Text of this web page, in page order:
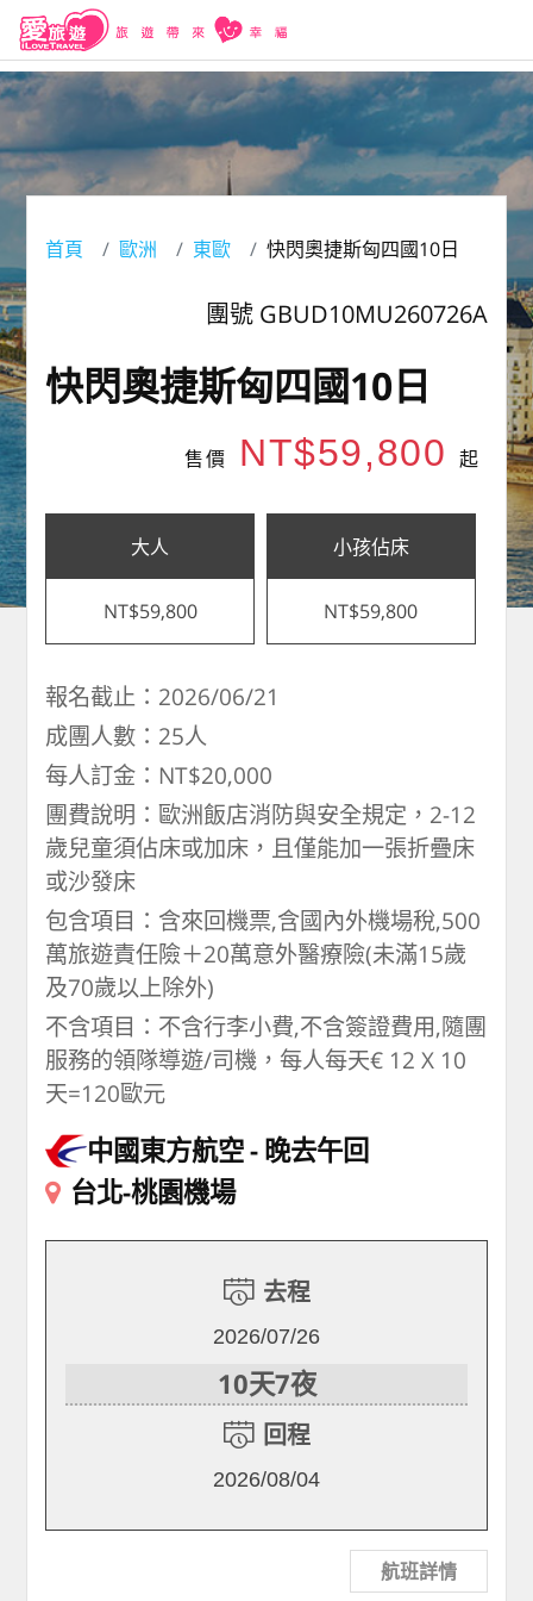
首頁 歐洲 東歐 快閃奧捷斯匈四國10日
團號 GBUD10MU260726A
快閃奧捷斯匈四國10日
售價 NT$59,800 起
大人
NT$59,800
小孩佔床
NT$59,800
報名截止：2026/06/21
成團人數：25人
每人訂金：NT$20,000
團費說明：歐洲飯店消防與安全規定，2-12
歲兒童須佔床或加床，且僅能加一張折疊床
或沙發床
包含項目：含來回機票,含國內外機場稅,500
萬旅遊責任險＋20萬意外醫療險(未滿15歲
及70歲以上除外)
不含項目：不含行李小費,不含簽證費用,隨團
服務的領隊導遊/司機，每人每天€ 12 X 10
天=120歐元
中國東方航空 晚去午回
台北-桃園機場
去程
2026/07/26
10天7夜
回程
2026/08/04
航班詳情